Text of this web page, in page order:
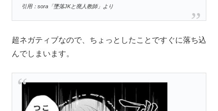
引用：sora「墜落JKと廃人教師」より
超ネガティブなので、ちょっとしたことですぐに落ち込
んでしまいます。